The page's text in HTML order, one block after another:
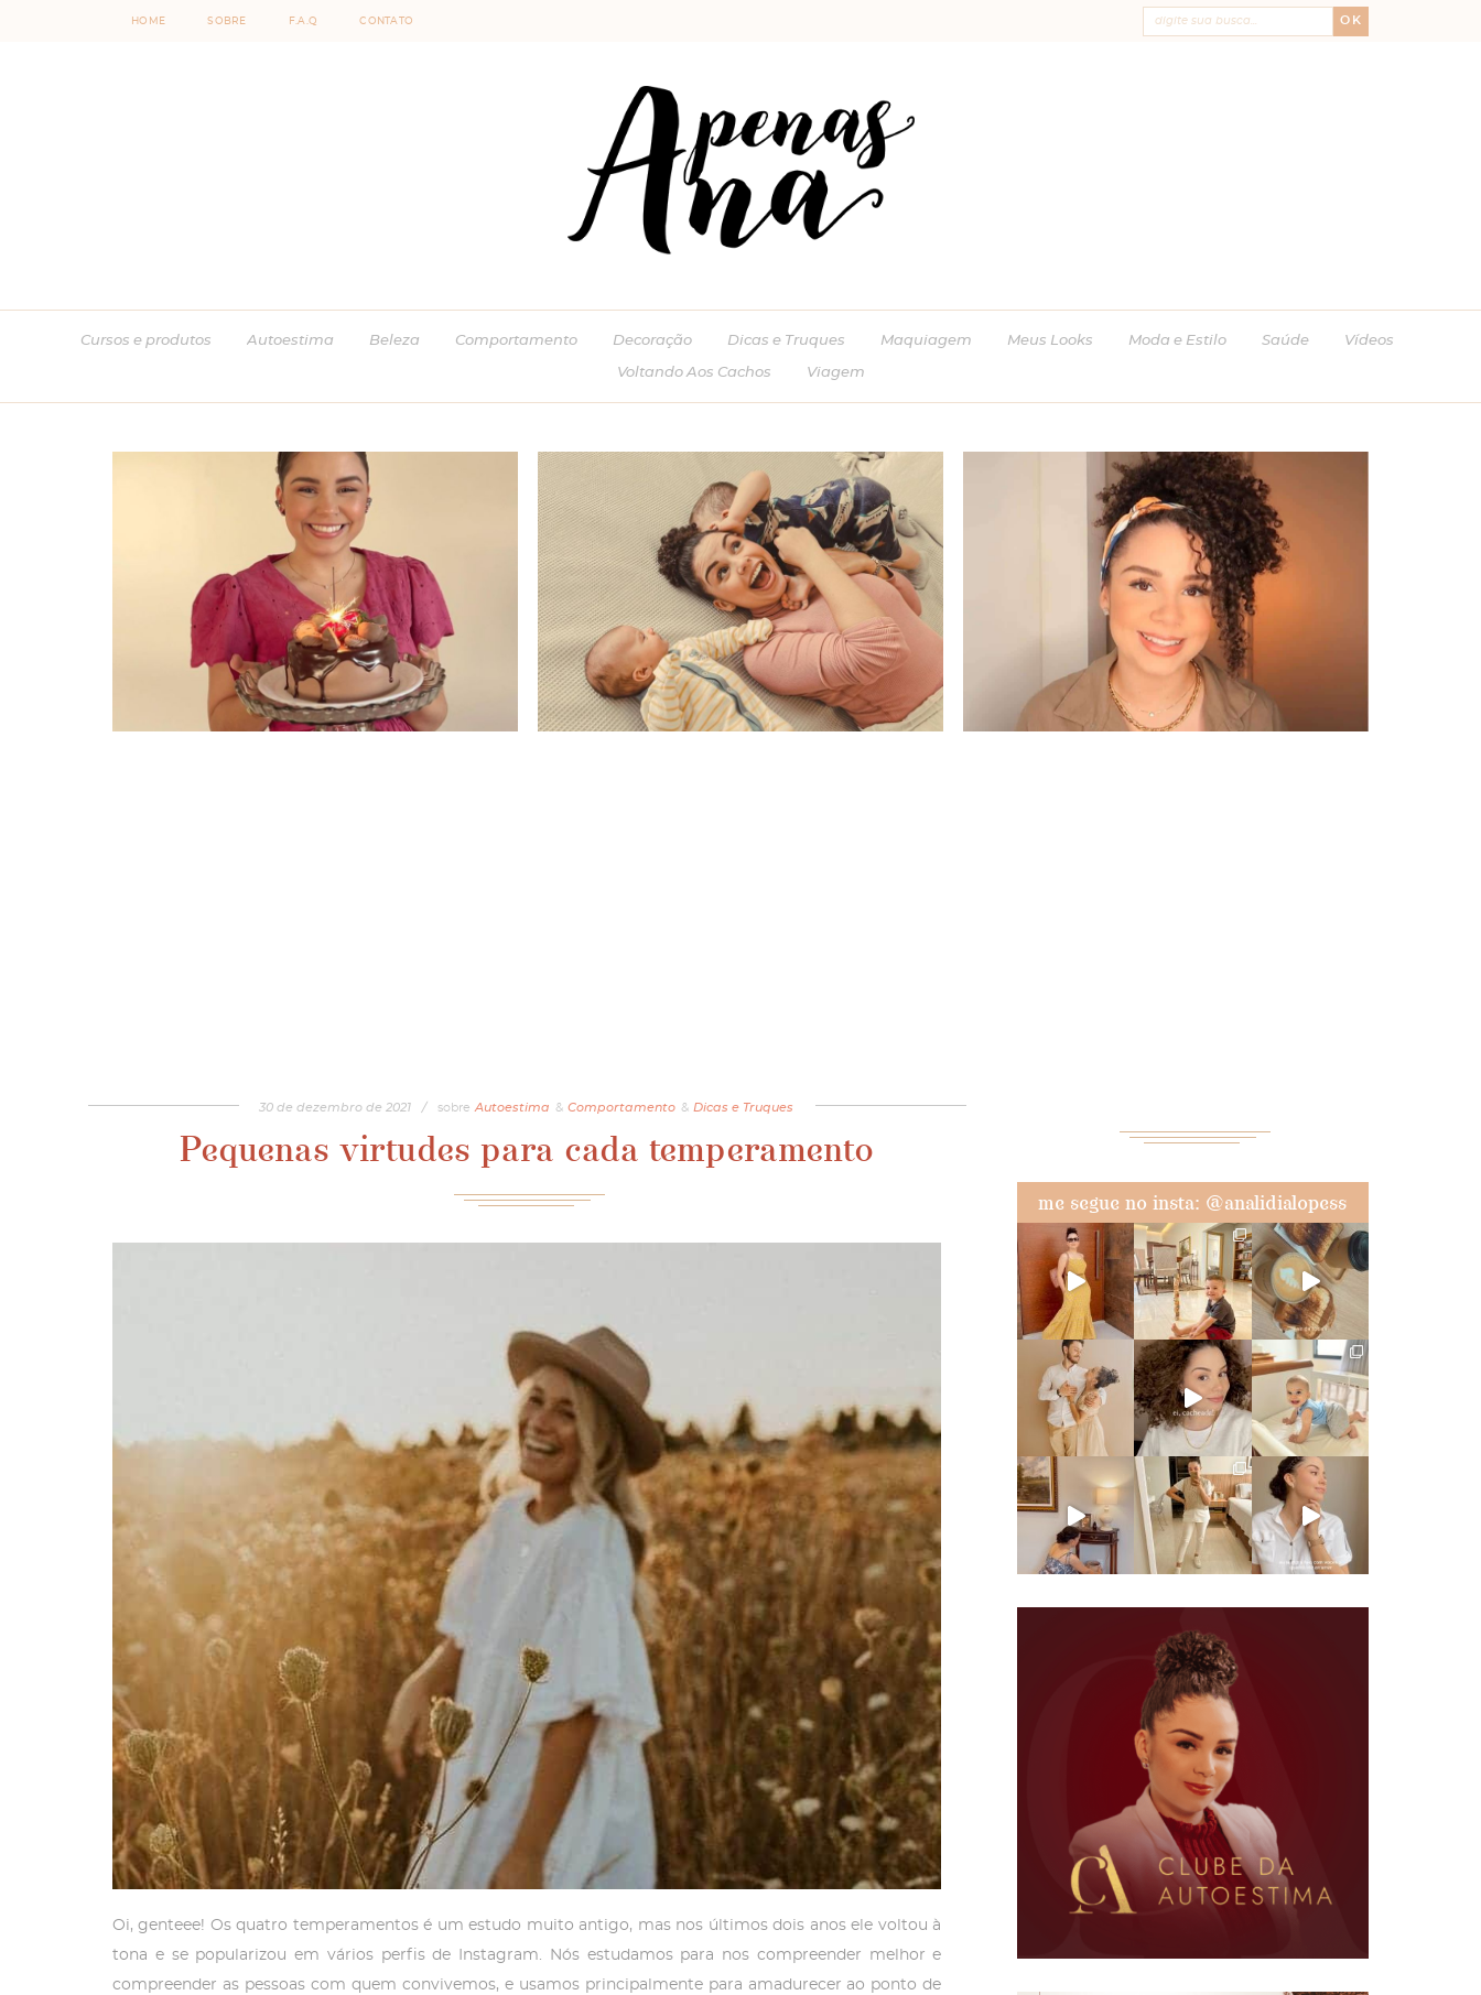
HOME SOBRE F.A.Q CONTATO OK
Cursos e produtos Autoestima Beleza Comportamento Decoração Dicas e Truques Maquiagem Meus Looks Moda e Estilo Saúde Vídeos
Voltando Aos Cachos Viagem
30 de dezembro de 2021 / sobre Autoestima & Comportamento & Dicas e Truques
Pequenas virtudes para cada temperamento
Oi, genteee! Os quatro temperamentos é um estudo muito antigo, mas nos últimos dois anos ele voltou à
tona e se popularizou em vários perfis de Instagram. Nós estudamos para nos compreender melhor e
compreender as pessoas com quem convivemos, e usamos principalmente para amadurecer ao ponto de
me segue no insta: @analidialopess